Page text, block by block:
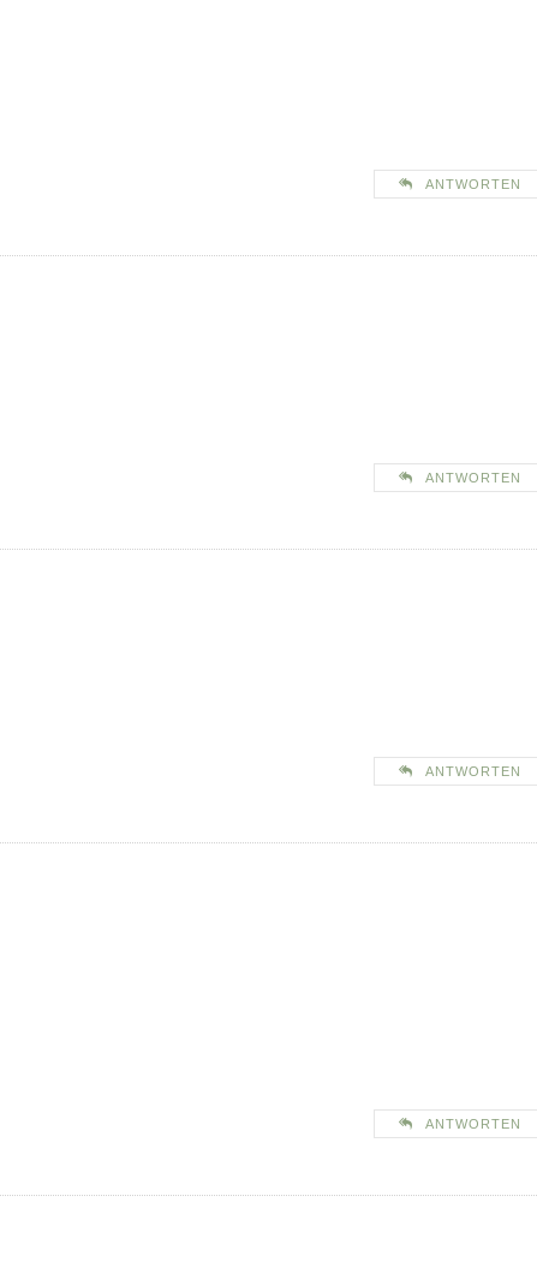
ANTWORTEN
ANTWORTEN
ANTWORTEN
ANTWORTEN